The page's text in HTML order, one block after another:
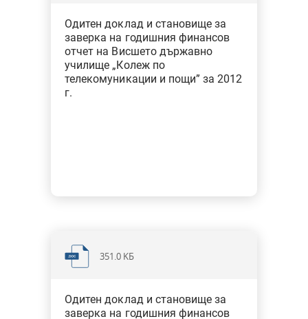
Одитен доклад и становище за
заверка на годишния финансов
отчет на Висшето държавно
училище „Колеж по
телекомуникации и пощи” за 2012
г.
351.0 KБ
Одитен доклад и становище за
заверка на годишния финансов